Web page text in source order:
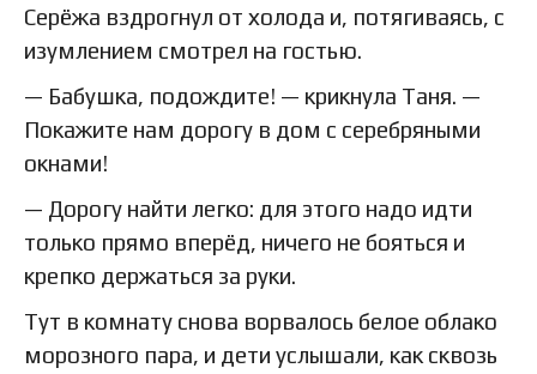
Серёжа вздрогнул от холода и, потягиваясь, с
изумлением смотрел на гостью.
— Бабушка, подождите! — крикнула Таня. —
Покажите нам дорогу в дом с серебряными
окнами!
— Дорогу найти легко: для этого надо идти
только прямо вперёд, ничего не бояться и
крепко держаться за руки.
Тут в комнату снова ворвалось белое облако
морозного пара, и дети услышали, как сквозь